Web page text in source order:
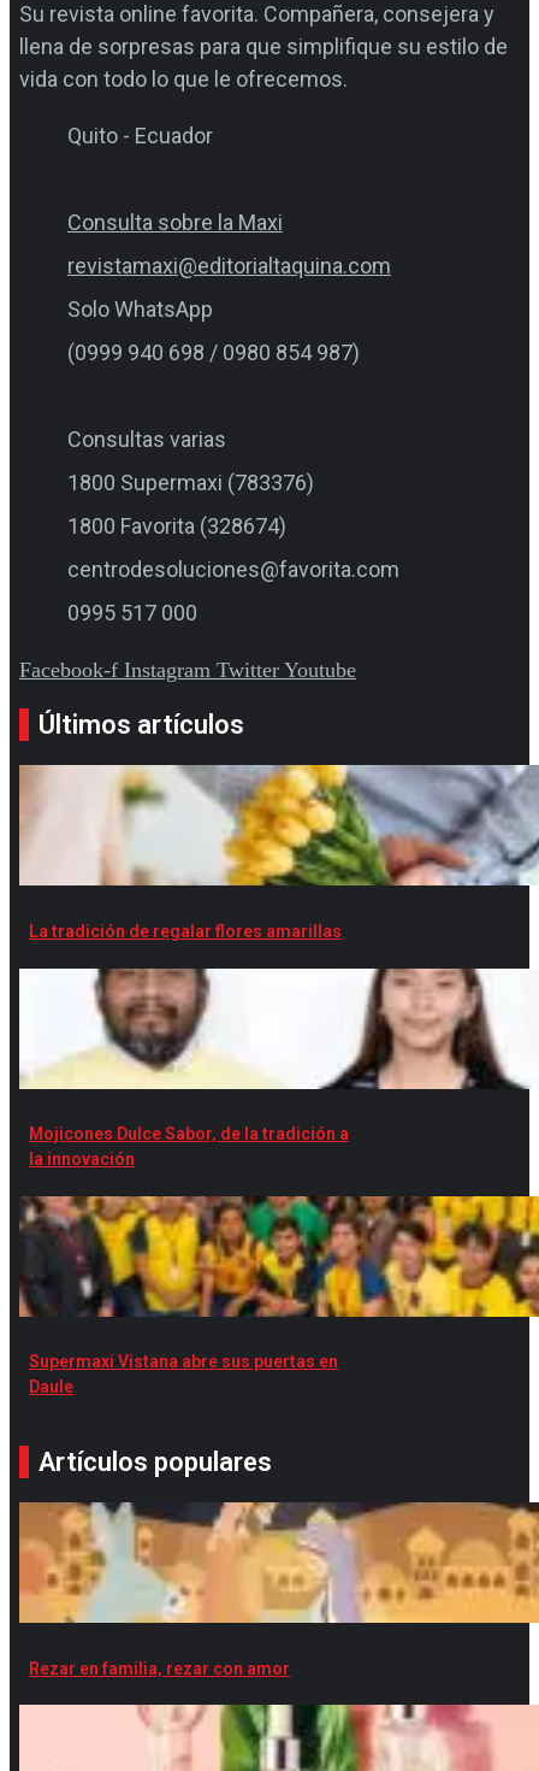
Su revista online favorita. Compañera, consejera y
llena de sorpresas para que simplifique su estilo de
vida con todo lo que le ofrecemos.
Quito - Ecuador
Consulta sobre la Maxi
revistamaxi@editorialtaquina.com
Solo WhatsApp
(0999 940 698 / 0980 854 987)
Consultas varias
1800 Supermaxi (783376)
1800 Favorita (328674)
centrodesoluciones@favorita.com
0995 517 000
Facebook-f Instagram Twitter Youtube
Últimos artículos
La tradición de regalar flores amarillas
Mojicones Dulce Sabor, de la tradición a
la innovación
Supermaxi Vistana abre sus puertas en
Daule
Artículos populares
Rezar en familia, rezar con amor